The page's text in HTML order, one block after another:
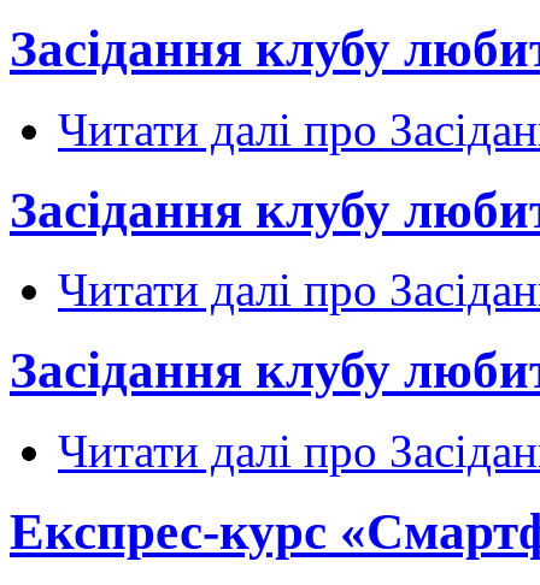
Засідання клубу
Читати далі про
Засідання клубу
Читати далі про
Засідання клубу
Читати далі про
Експрес-курс